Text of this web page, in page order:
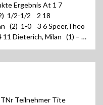
Ergebnis At 1 7
1/2-1/2 2 18
(2) 1-0 3 6 Speer,Theo
Dieterich, Milan (1) – …
Teilnehmer Tite